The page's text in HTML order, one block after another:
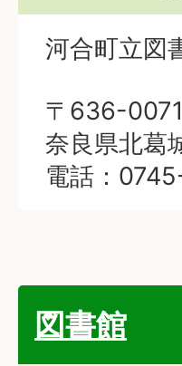
河合町立図
〒636-0071
奈良県北葛
電話：
図書館